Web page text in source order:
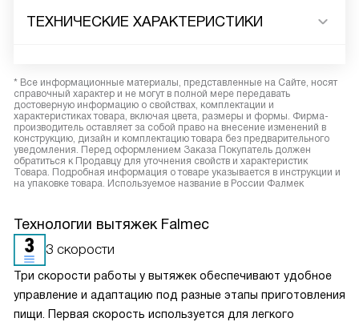
ТЕХНИЧЕСКИЕ ХАРАКТЕРИСТИКИ
* Все информационные материалы, представленные на Сайте, носят
справочный характер и не могут в полной мере передавать
достоверную информацию о свойствах, комплектации и
характеристиках товара, включая цвета, размеры и формы. Фирма-
производитель оставляет за собой право на внесение изменений в
конструкцию, дизайн и комплектацию товара без предварительного
уведомления. Перед оформлением Заказа Покупатель должен
обратиться к Продавцу для уточнения свойств и характеристик
Товара. Подробная информация о товаре указывается в инструкции и
на упаковке товара. Используемое название в России Фалмек
Технологии вытяжек Falmec
3 скорости
Три скорости работы у вытяжек обеспечивают удобное
управление и адаптацию под разные этапы приготовления
пищи. Первая скорость используется для легкого